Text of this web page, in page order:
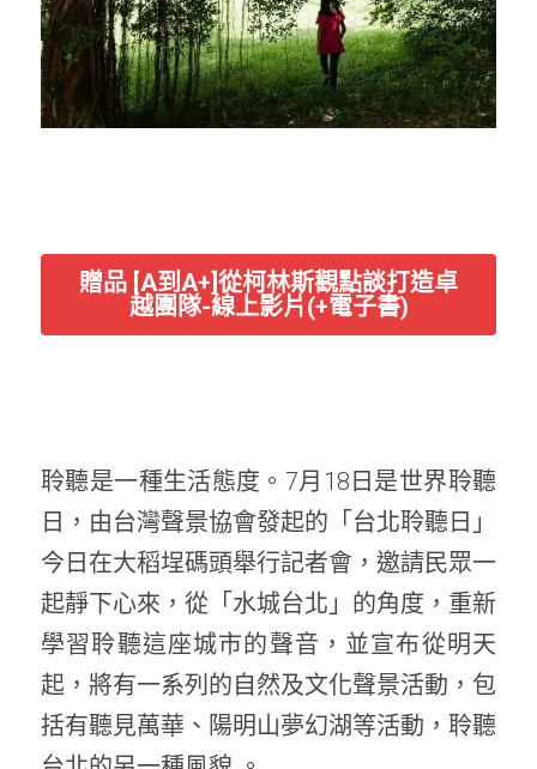
贈品 [A到A+]從柯林斯觀點談打造卓
越團隊-線上影片(+電子書)
聆聽是一種生活態度。7月18日是世界聆聽
日，由台灣聲景協會發起的「台北聆聽日」
今日在大稻埕碼頭舉行記者會，邀請民眾一
起靜下心來，從「水城台北」的角度，重新
學習聆聽這座城市的聲音，並宣布從明天
起，將有一系列的自然及文化聲景活動，包
括有聽見萬華、陽明山夢幻湖等活動，聆聽